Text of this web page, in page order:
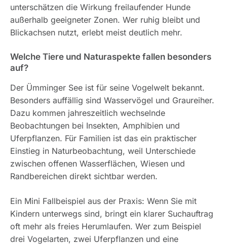
unterschätzen die Wirkung freilaufender Hunde
außerhalb geeigneter Zonen. Wer ruhig bleibt und
Blickachsen nutzt, erlebt meist deutlich mehr.
Welche Tiere und Naturaspekte fallen besonders
auf?
Der Ümminger See ist für seine Vogelwelt bekannt.
Besonders auffällig sind Wasservögel und Graureiher.
Dazu kommen jahreszeitlich wechselnde
Beobachtungen bei Insekten, Amphibien und
Uferpflanzen. Für Familien ist das ein praktischer
Einstieg in Naturbeobachtung, weil Unterschiede
zwischen offenen Wasserflächen, Wiesen und
Randbereichen direkt sichtbar werden.
Ein Mini Fallbeispiel aus der Praxis: Wenn Sie mit
Kindern unterwegs sind, bringt ein klarer Suchauftrag
oft mehr als freies Herumlaufen. Wer zum Beispiel
drei Vogelarten, zwei Uferpflanzen und eine